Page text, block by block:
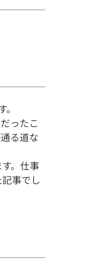
ったこ
る道な
。仕事
事でし